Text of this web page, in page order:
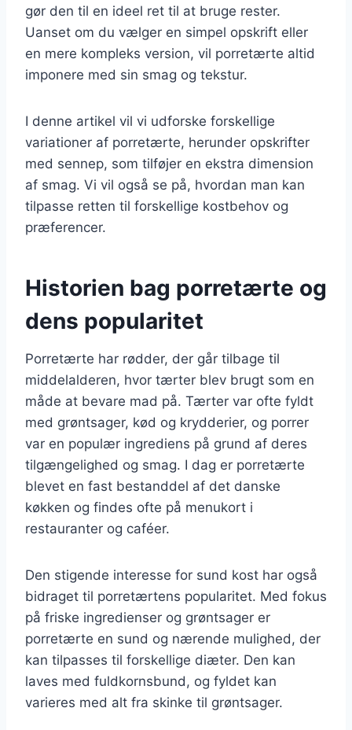
gør den til en ideel ret til at bruge rester.
Uanset om du vælger en simpel opskrift eller
en mere kompleks version, vil porretærte altid
imponere med sin smag og tekstur.
I denne artikel vil vi udforske forskellige
variationer af porretærte, herunder opskrifter
med sennep, som tilføjer en ekstra dimension
af smag. Vi vil også se på, hvordan man kan
tilpasse retten til forskellige kostbehov og
præferencer.
Historien bag porretærte og
dens popularitet
Porretærte har rødder, der går tilbage til
middelalderen, hvor tærter blev brugt som en
måde at bevare mad på. Tærter var ofte fyldt
med grøntsager, kød og krydderier, og porrer
var en populær ingrediens på grund af deres
tilgængelighed og smag. I dag er porretærte
blevet en fast bestanddel af det danske
køkken og findes ofte på menukort i
restauranter og caféer.
Den stigende interesse for sund kost har også
bidraget til porretærtens popularitet. Med fokus
på friske ingredienser og grøntsager er
porretærte en sund og nærende mulighed, der
kan tilpasses til forskellige diæter. Den kan
laves med fuldkornsbund, og fyldet kan
varieres med alt fra skinke til grøntsager.